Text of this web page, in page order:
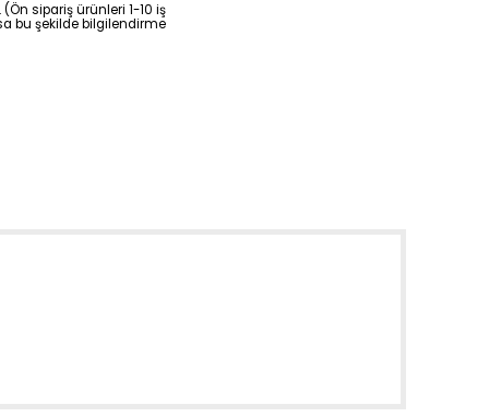
sipariş ürünleri 1-10 iş
bu şekilde bilgilendirme